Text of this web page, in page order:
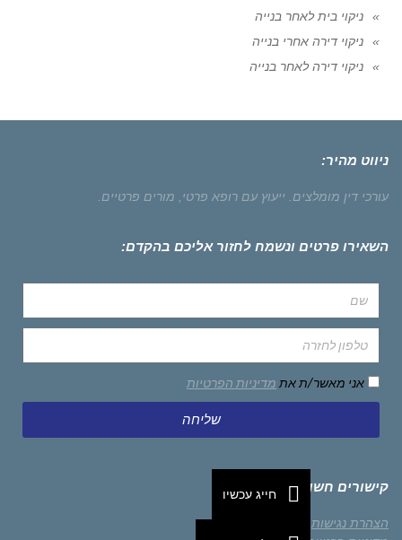
ניקוי בית לאחר בנייה
ניקוי דירה אחרי בנייה
ניקוי דירה לאחר בנייה
ניווט מהיר:
עורכי דין מומלצים. ייעוץ עם רופא פרטי, מורים פרטיים.
השאירו פרטים ונשמח לחזור אליכם בהקדם:
אני מאשר/ת את מדיניות הפרטיות
שליחה
קישורים חשובים
הצהרת נגישות
חייג עכשיו